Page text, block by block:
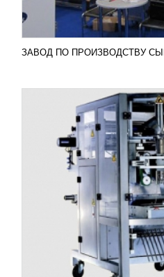
ЗАВОД ПО ПРОИЗВОДСТВУ
ВЕРТИКАЛЬНАЯ
BR-2450
УЗНАТЬ ЦЕНУ
Организовать
порошкообразных
вместе с вертикальной
2450. Эта модель...
ПОДРОБНЕЕ